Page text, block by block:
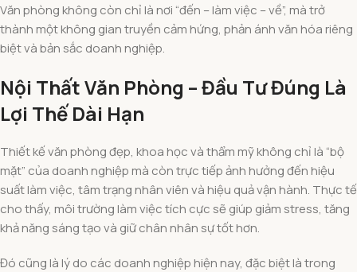
Văn phòng không còn chỉ là nơi “đến – làm việc – về”, mà trở
thành một không gian truyền cảm hứng, phản ánh văn hóa riêng
biệt và bản sắc doanh nghiệp.
Nội Thất Văn Phòng – Đầu Tư Đúng Là
Lợi Thế Dài Hạn
Thiết kế văn phòng đẹp, khoa học và thẩm mỹ không chỉ là “bộ
mặt” của doanh nghiệp mà còn trực tiếp ảnh hưởng đến hiệu
suất làm việc, tâm trạng nhân viên và hiệu quả vận hành. Thực tế
cho thấy, môi trường làm việc tích cực sẽ giúp giảm stress, tăng
khả năng sáng tạo và giữ chân nhân sự tốt hơn.
Đó cũng là lý do các doanh nghiệp hiện nay, đặc biệt là trong